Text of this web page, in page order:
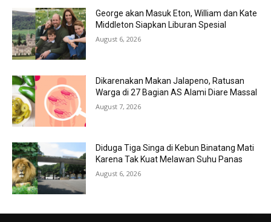
George akan Masuk Eton, William dan Kate
Middleton Siapkan Liburan Spesial
August 6, 2026
Dikarenakan Makan Jalapeno, Ratusan
Warga di 27 Bagian AS Alami Diare Massal
August 7, 2026
Diduga Tiga Singa di Kebun Binatang Mati
Karena Tak Kuat Melawan Suhu Panas
August 6, 2026